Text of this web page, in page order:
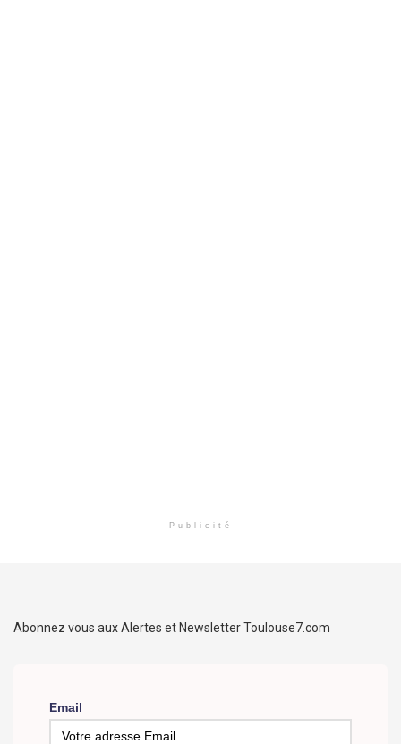
Publicité
Abonnez vous aux Alertes et Newsletter Toulouse7.com
Email